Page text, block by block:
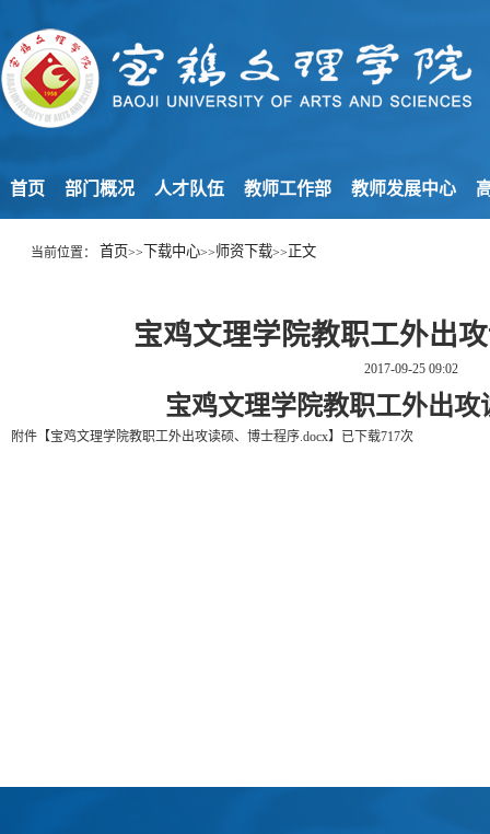
首页 部门概况 人才队伍 教师工作部 教师发展中心
当前位置： 首页>> 下载中心>>师资下载>> 正文
宝鸡文理学院教职工外出
2017-09-25 09:02
宝鸡文理学院教职工外出攻
附件【宝鸡文理学院教职工外出攻读硕、博士程序.docx】 已下载717次